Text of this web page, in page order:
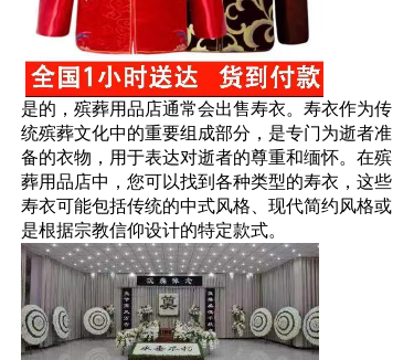
是的，殡葬用品店通常会出售寿衣。寿衣作为传
统殡葬文化中的重要组成部分，是专门为逝者准
备的衣物，用于表达对逝者的尊重和缅怀。在殡
葬用品店中，您可以找到各种类型的寿衣，这些
寿衣可能包括传统的中式风格、现代简约风格或
是根据宗教信仰设计的特定款式。